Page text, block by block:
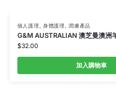
個人護理 , 身體護理 ,潤膚產品
G&M AUSTRALIAN 澳芝曼澳洲
$32.00
加入購物車